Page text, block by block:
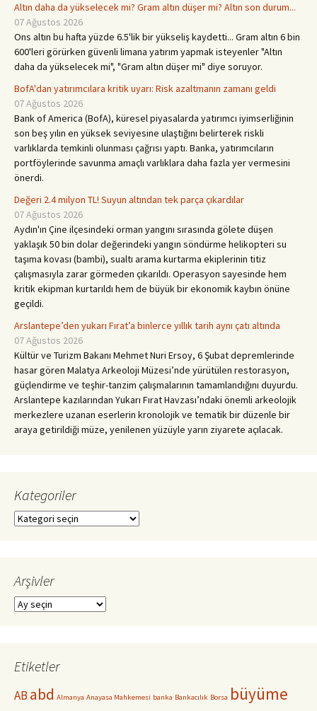
Altın daha da yükselecek mi? Gram altın düşer mi? Altın son durum...
07 Ağustos 2026
Ons altın bu hafta yüzde 6.5'lik bir yükseliş kaydetti... Gram altın 6 bin
600'leri görürken güvenli limana yatırım yapmak isteyenler "Altın
daha da yükselecek mi", "Gram altın düşer mi" diye soruyor.
BofA'dan yatırımcılara kritik uyarı: Risk azaltmanın zamanı geldi
07 Ağustos 2026
Bank of America (BofA), küresel piyasalarda yatırımcı iyimserliğinin
son beş yılın en yüksek seviyesine ulaştığını belirterek riskli
varlıklarda temkinli olunması çağrısı yaptı. Banka, yatırımcıların
portföylerinde savunma amaçlı varlıklara daha fazla yer vermesini
önerdi.
Değeri 2.4 milyon TL! Suyun altından tek parça çıkardılar
07 Ağustos 2026
Aydın'ın Çine ilçesindeki orman yangını sırasında gölete düşen
yaklaşık 50 bin dolar değerindeki yangın söndürme helikopteri su
taşıma kovası (bambi), sualtı arama kurtarma ekiplerinin titiz
çalışmasıyla zarar görmeden çıkarıldı. Operasyon sayesinde hem
kritik ekipman kurtarıldı hem de büyük bir ekonomik kaybın önüne
geçildi.
Arslantepe’den yukarı Fırat’a binlerce yıllık tarih aynı çatı altında
07 Ağustos 2026
Kültür ve Turizm Bakanı Mehmet Nuri Ersoy, 6 Şubat depremlerinde
hasar gören Malatya Arkeoloji Müzesi’nde yürütülen restorasyon,
güçlendirme ve teşhir-tanzim çalışmalarının tamamlandığını duyurdu.
Arslantepe kazılarından Yukarı Fırat Havzası’ndaki önemli arkeolojik
merkezlere uzanan eserlerin kronolojik ve tematik bir düzenle bir
araya getirildiği müze, yenilenen yüzüyle yarın ziyarete açılacak.
Kategoriler
Kategoriler
Arşivler
Arşivler
Etiketler
AB abd Almanya Anayasa Mahkemesi banka Bankacılık Borsa büyüme